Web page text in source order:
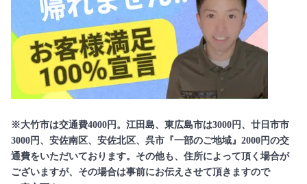
※大竹市は交通費4000円。江田島、東広島市は3000円、廿日市市
3000円、安佐南区、安佐北区、呉市『一部のご地域』2000円の交
通費をいただいております。その他も、住所によって頂く場合が
ございますが、その場合は事前にお伝えさせて頂きますので